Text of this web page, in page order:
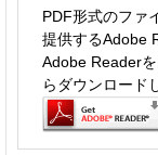
PDF形式のファ
提供するAdobe
Adobe Reader
らダウンロード